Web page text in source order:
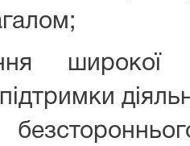
широкої